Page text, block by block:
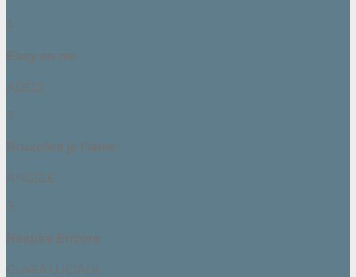
1
Easy on me
ADELE
2
Bruxelles je t'aime
ANGELE
3
Respire Encore
CLARA LUCIANI